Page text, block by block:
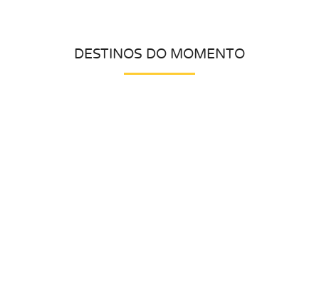
DESTINOS DO MOMENTO